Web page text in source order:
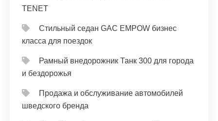
TENET
Стильный седан GAC EMPOW бизнес
класса для поездок
Рамный внедорожник Танк 300 для города
и бездорожья
Продажа и обслуживание автомобилей
шведского бренда